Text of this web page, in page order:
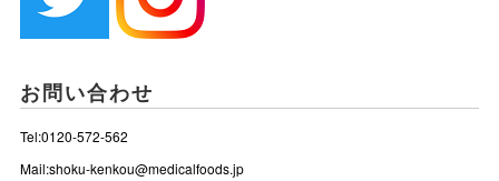
お問い合わせ
Tel:0120-572-562
Mail:shoku-kenkou@medicalfoods.jp